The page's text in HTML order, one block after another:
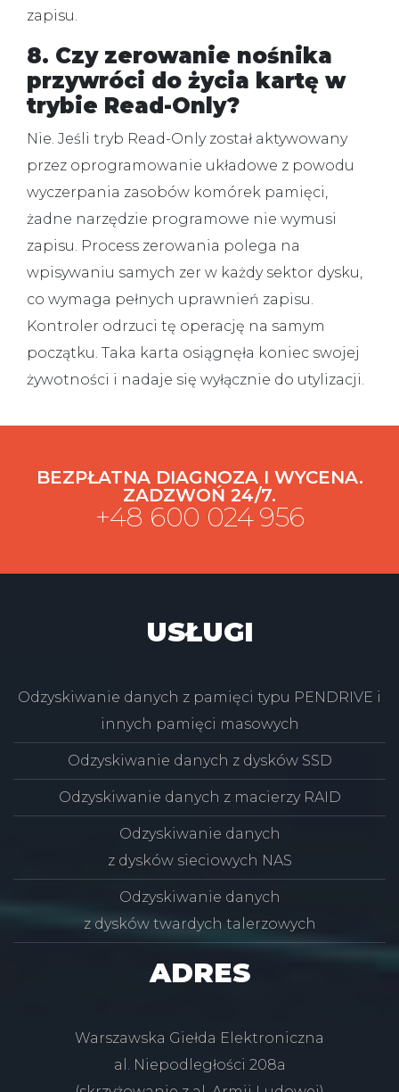
zapisu.
8. Czy zerowanie nośnika
przywróci do życia kartę w
trybie Read-Only?
Nie. Jeśli tryb Read-Only został aktywowany
przez oprogramowanie układowe z powodu
wyczerpania zasobów komórek pamięci,
żadne narzędzie programowe nie wymusi
zapisu. Process zerowania polega na
wpisywaniu samych zer w każdy sektor dysku,
co wymaga pełnych uprawnień zapisu.
Kontroler odrzuci tę operację na samym
początku. Taka karta osiągnęła koniec swojej
żywotności i nadaje się wyłącznie do utylizacji.
BEZPŁATNA DIAGNOZA I WYCENA.
ZADZWOŃ 24/7.
+48 600 024 956
USŁUGI
Odzyskiwanie danych z pamięci typu PENDRIVE i
innych pamięci masowych
Odzyskiwanie danych z dysków SSD
Odzyskiwanie danych z macierzy RAID
Odzyskiwanie danych
z dysków sieciowych NAS
Odzyskiwanie danych
z dysków twardych talerzowych
ADRES
Warszawska Giełda Elektroniczna
al. Niepodległości 208a